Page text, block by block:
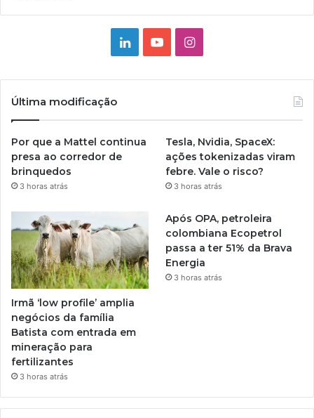
LinkedinYouTubeInstagram
Última modificação
Por que a Mattel continua
presa ao corredor de
brinquedos
3 horas atrás
Tesla, Nvidia, SpaceX:
ações tokenizadas viram
febre. Vale o risco?
3 horas atrás
Irmã ‘low profile’ amplia
negócios da família
Batista com entrada em
mineração para
fertilizantes
3 horas atrás
Após OPA, petroleira
colombiana Ecopetrol
passa a ter 51% da Brava
Energia
3 horas atrás